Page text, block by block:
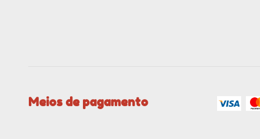
Meios de pagamento